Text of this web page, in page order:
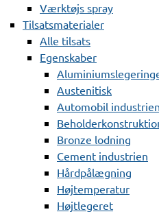
Værktøjs spray
Tilsatsmaterialer
Alle tilsats
Egenskaber
Austenitisk
Automobil industrien
Bronze lodning
Cement industrien
Hårdpålægning
Højtemperatur
Højtlegeret